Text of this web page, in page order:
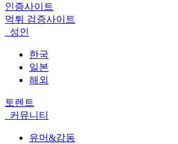
인증사이트
먹튀 검증사이트
성인
한국
일본
해외
토렌트
커뮤니티
유머&감동